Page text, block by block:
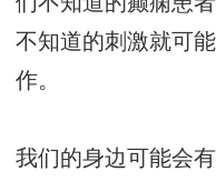
不知道的刺激就可
作。
我们的身边可能会